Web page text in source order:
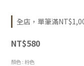
全店，單筆滿
NT$580
顏色 : 粉色